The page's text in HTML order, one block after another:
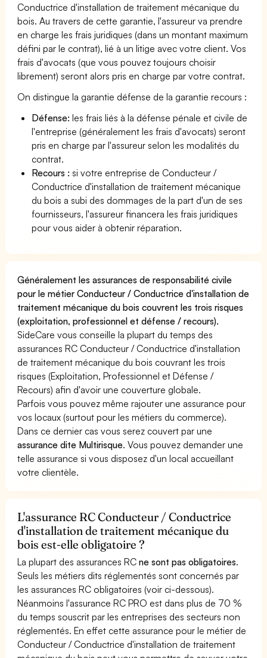
Conductrice d'installation de traitement mécanique du
bois. Au travers de cette garantie, l'assureur va prendre
en charge les frais juridiques (dans un montant maximum
défini par le contrat), lié à un litige avec votre client. Vos
frais d'avocats (que vous pouvez toujours choisir
librement) seront alors pris en charge par votre contrat.
On distingue la garantie défense de la garantie recours :
Défense: les frais liés à la défense pénale et civile de
l'entreprise (généralement les frais d'avocats) seront
pris en charge par l'assureur selon les modalités du
contrat.
Recours : si votre entreprise de Conducteur /
Conductrice d'installation de traitement mécanique
du bois a subi des dommages de la part d'un de ses
fournisseurs, l'assureur financera les frais juridiques
pour vous aider à obtenir réparation.
Généralement les assurances de responsabilité civile
pour le métier Conducteur / Conductrice d'installation de
traitement mécanique du bois couvrent les trois risques
(exploitation, professionnel et défense / recours).
SideCare vous conseille la plupart du temps des
assurances RC Conducteur / Conductrice d'installation
de traitement mécanique du bois couvrant les trois
risques (Exploitation, Professionnel et Défense /
Recours) afin d'avoir une couverture globale.
Parfois vous pouvez même rajouter une assurance pour
vos locaux (surtout pour les métiers du commerce).
Dans ce dernier cas vous serez couvert par une
assurance dite Multirisque. Vous pouvez demander une
telle assurance si vous disposez d'un local accueillant
votre clientèle.
L'assurance RC Conducteur / Conductrice
d'installation de traitement mécanique du
bois est-elle obligatoire ?
La plupart des assurances RCne sont pas obligatoires.
Seuls les métiers dits réglementés sont concernés par
les assurances RC obligatoires (voir ci-dessous).
Néanmoins l'assurance RC PRO est dans plus de 70 %
du temps souscrit par les entreprises des secteurs non
réglementés. En effet cette assurance pour le métier de
Conducteur / Conductrice d'installation de traitement